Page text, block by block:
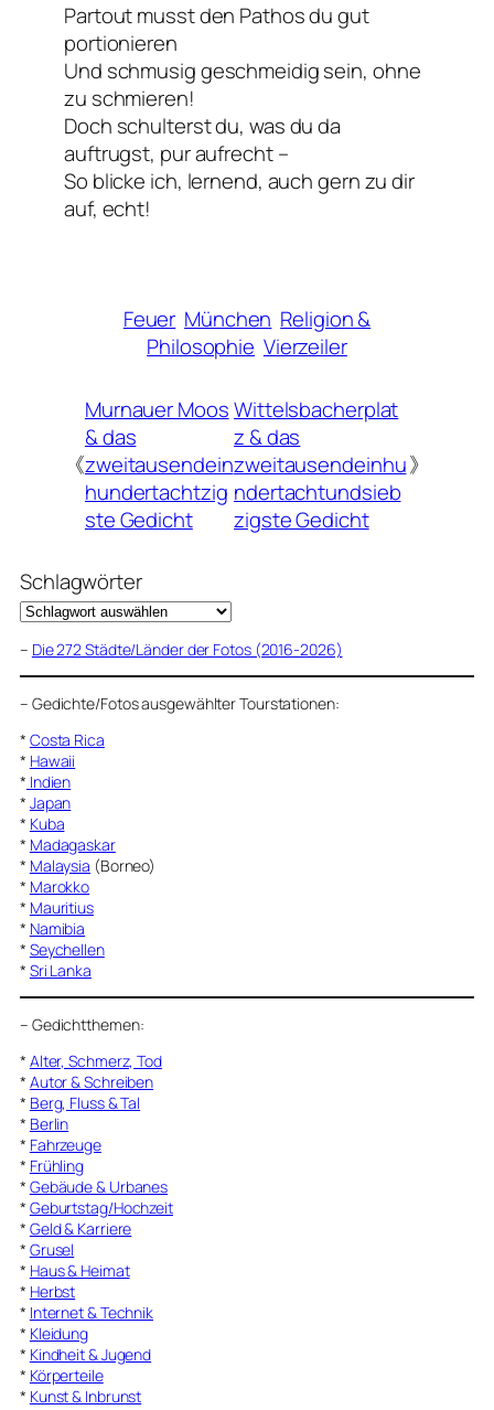
Partout musst den Pathos du gut
portionieren
Und schmusig geschmeidig sein, ohne
zu schmieren!
Doch schulterst du, was du da
auftrugst, pur aufrecht –
So blicke ich, lernend, auch gern zu dir
auf, echt!
Feuer München Religion &
Philosophie Vierzeiler
《
Murnauer Moos
& das
zweitausendein
hundertachtzig
ste Gedicht
Wittelsbacherplat
z & das
zweitausendeinhu
ndertachtundsieb
zigste Gedicht
》
Schlagwörter
– Die 272 Städte/Länder der Fotos (2016-2026)
– Gedichte/Fotos ausgewählter Tourstationen:
* Costa Rica
* Hawaii
* Indien
* Japan
* Kuba
* Madagaskar
* Malaysia (Borneo)
* Marokko
* Mauritius
* Namibia
* Seychellen
* Sri Lanka
– Gedichtthemen:
* Alter, Schmerz, Tod
* Autor & Schreiben
* Berg, Fluss & Tal
* Berlin
* Fahrzeuge
* Frühling
* Gebäude & Urbanes
* Geburtstag/Hochzeit
* Geld & Karriere
* Grusel
* Haus & Heimat
* Herbst
* Internet & Technik
* Kleidung
* Kindheit & Jugend
* Körperteile
* Kunst & Inbrunst